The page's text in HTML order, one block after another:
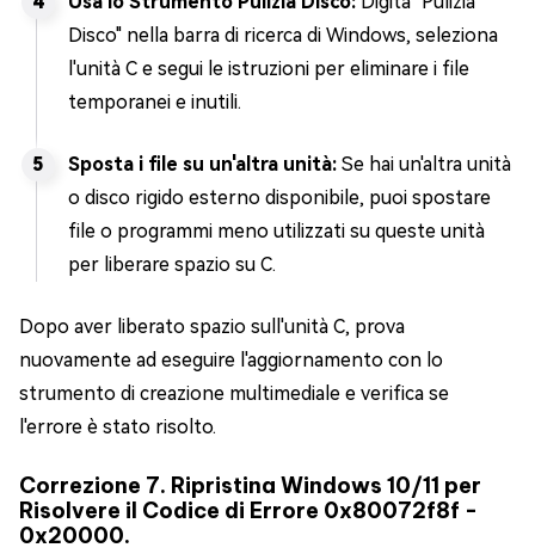
Disco" nella barra di ricerca di Windows, seleziona
l'unità C e segui le istruzioni per eliminare i file
temporanei e inutili.
Sposta i file su un'altra unità: Se hai un'altra unità
o disco rigido esterno disponibile, puoi spostare
file o programmi meno utilizzati su queste unità
per liberare spazio su C.
Dopo aver liberato spazio sull'unità C, prova
nuovamente ad eseguire l'aggiornamento con lo
strumento di creazione multimediale e verifica se
l'errore è stato risolto.
Correzione 7. Ripristina Windows 10/11 per
Risolvere il Codice di Errore 0x80072f8f -
0x20000.